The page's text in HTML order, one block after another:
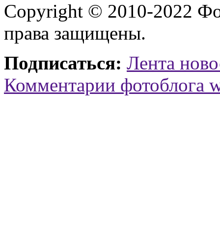
Copyright © 2010-2022
права защищены.
Подписаться: Лента
Комментарии фотоблога